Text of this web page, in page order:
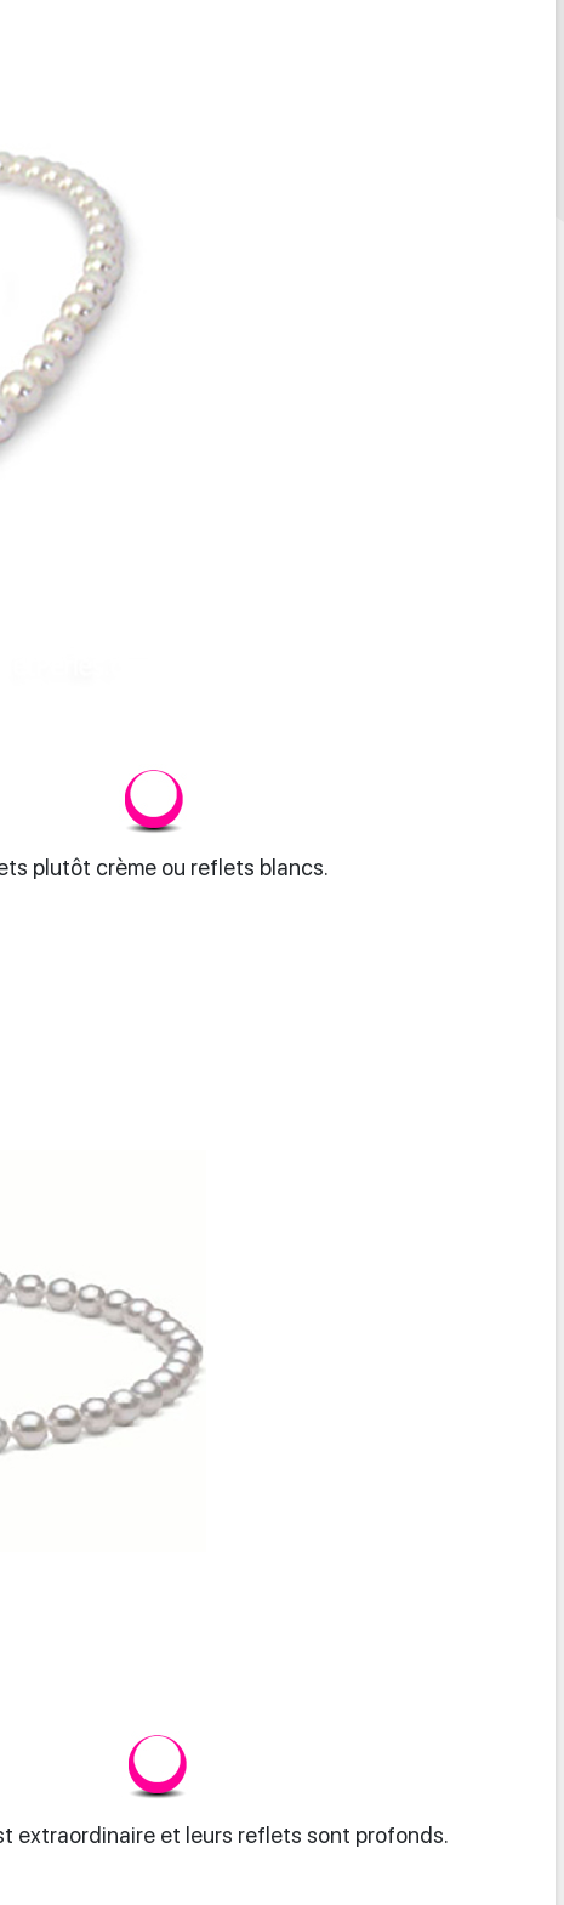
plutôt crème ou reflets blancs.
extraordinaire et leurs reflets sont profonds.